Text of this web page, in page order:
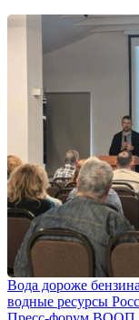
Вода дороже
водные ресурсы